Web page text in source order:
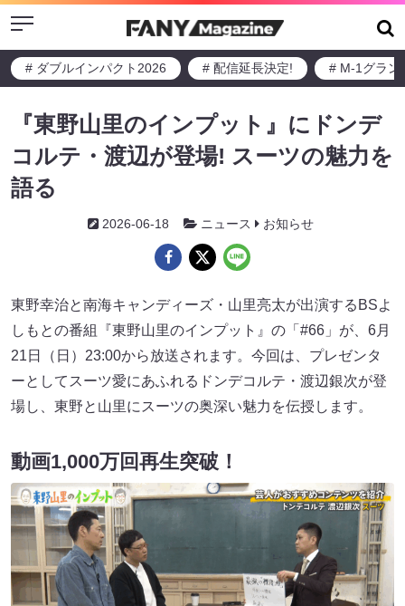
Menu
# ダブルインパクト2026 # 配信延長決定! # M-1グラン
『東野山里のインプット』にドンデ
コルテ・渡辺が登場! スーツの魅力を
語る
2026-06-18 ニュース お知らせ
東野幸治と南海キャンディーズ・山里亮太が出演するBSよ
しもとの番組『東野山里のインプット』の「#66」が、6月
21日（日）23:00から放送されます。今回は、プレゼンタ
ーとしてスーツ愛にあふれるドンデコルテ・渡辺銀次が登
場し、東野と山里にスーツの奥深い魅力を伝授します。
動画1,000万回再生突破！